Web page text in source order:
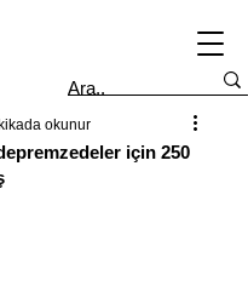
için 250
okunur